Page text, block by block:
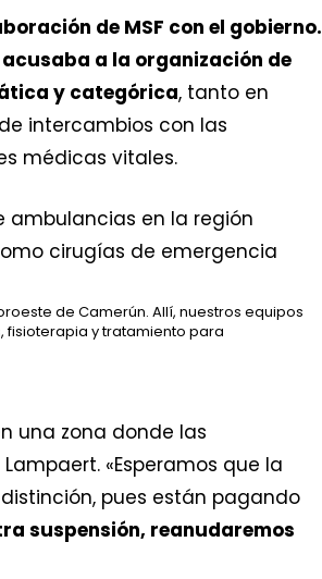
de MSF con el gobierno.
acusaba a la organización de
y categórica, tanto en
intercambios con las
médicas vitales.
de Camerún. Allí, nuestros equipos
y tratamiento para
una zona donde las
«Esperamos que la
pues están pagando
suspensión, reanudaremos